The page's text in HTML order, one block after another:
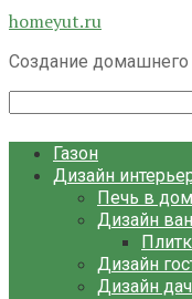
Перейти
контенту
homeyut.ru
Создание
Газон
Дизайн
Печь в
Дизайн
Дизайн
Дизайн